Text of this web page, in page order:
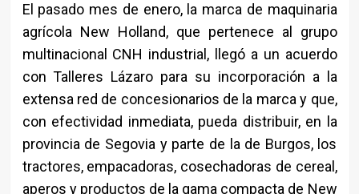
El pasado mes de enero, la marca de maquinaria
agrícola New Holland, que pertenece al grupo
multinacional CNH industrial, llegó a un acuerdo
con Talleres Lázaro para su incorporación a la
extensa red de concesionarios de la marca y que,
con efectividad inmediata, pueda distribuir, en la
provincia de Segovia y parte de la de Burgos, los
tractores, empacadoras, cosechadoras de cereal,
aperos y productos de la gama compacta de New